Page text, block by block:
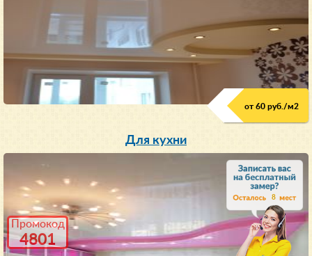
8
Промокод
4801
от 60 руб./м2
Для кухни